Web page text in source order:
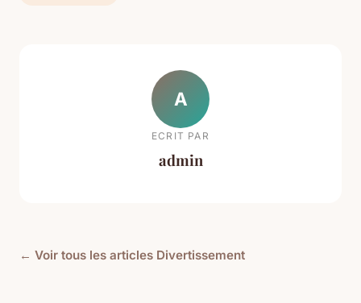
A
ECRIT PAR
admin
← Voir tous les articles Divertissement